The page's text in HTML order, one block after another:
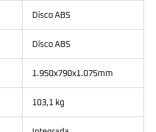
Disco ABS
Disco ABS
1.950x790x1.075mm
103,1 kg